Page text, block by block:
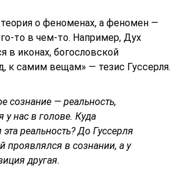
о феноменах, а феномен —
то в чем-то. Например, Дух
в иконах, богословской
к самим вещам» — тезис Гуссерля.
сознание — реальность,
у нас в голове. Куда
реальность? До Гуссерля
проявлялся в сознании, а у
другая.